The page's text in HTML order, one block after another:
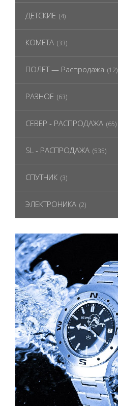
ДЕТСКИЕ (4)
КОМЕТА (33)
ПОЛЕТ — Распродажа (12)
РАЗНОЕ (63)
СЕВЕР - РАСПРОДАЖА (65)
SL - РАСПРОДАЖА (535)
СПУТНИК (3)
ЭЛЕКТРОНИКА (2)